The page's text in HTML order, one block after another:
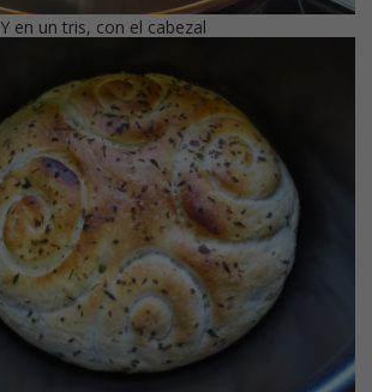
Y en un tris, con el cabezal